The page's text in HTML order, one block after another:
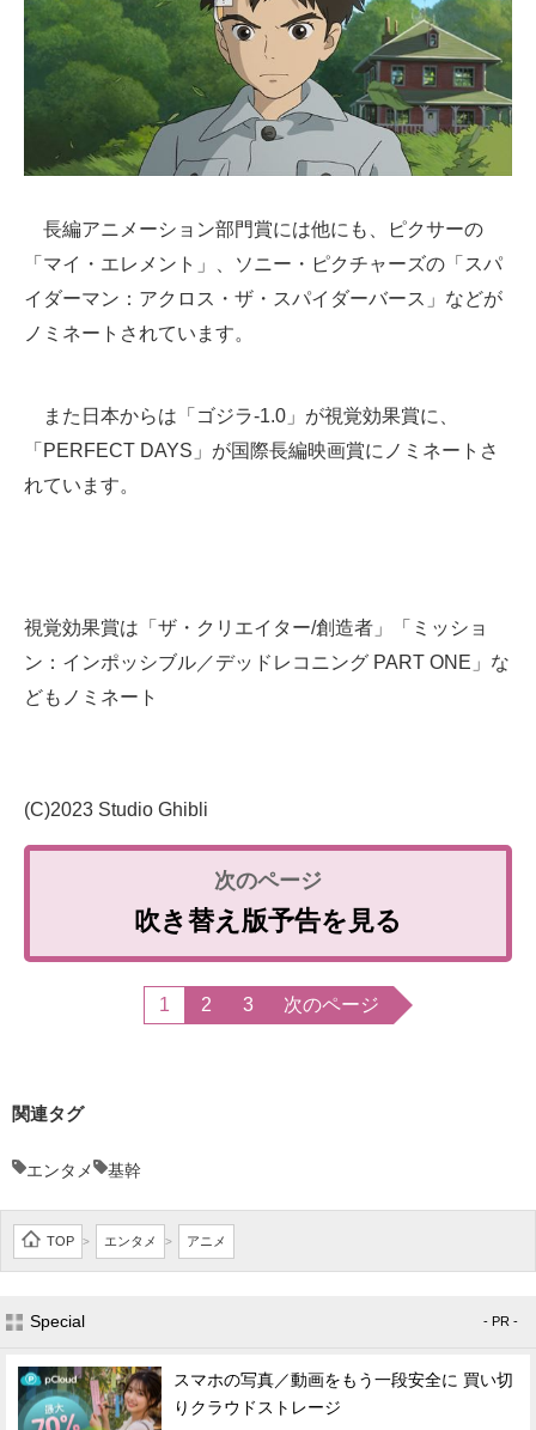
長編アニメーション部門賞には他にも、ピクサーの
「マイ・エレメント」、ソニー・ピクチャーズの「スパ
イダーマン：アクロス・ザ・スパイダーバース」などが
ノミネートされています。
また日本からは「ゴジラ-1.0」が視覚効果賞に、
「PERFECT DAYS」が国際長編映画賞にノミネートさ
れています。
視覚効果賞は「ザ・クリエイター/創造者」「ミッショ
ン：インポッシブル／デッドレコニング PART ONE」な
どもノミネート
(C)2023 Studio Ghibli
吹き替え版予告を見る
1 2 3 次のページ
関連タグ
エンタメ 基幹
TOP > エンタメ > アニメ
Special - PR -
スマホの写真／動画をもう一段安全に 買い切
りクラウドストレージ